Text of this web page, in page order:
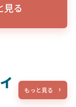
見る
もっと見る